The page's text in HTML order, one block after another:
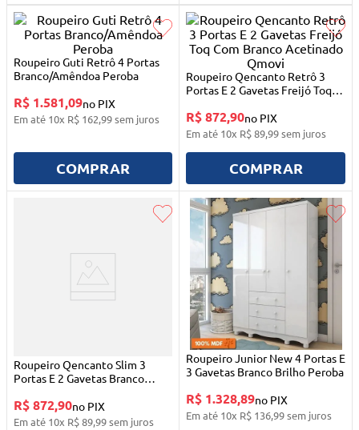
Roupeiro Guti Retrô 4 Portas
Branco/Amêndoa Peroba
R$ 1.581,09no PIX
Em até 10x R$ 162,99sem juros
COMPRAR
Roupeiro Qencanto Retrô 3
Portas E 2 Gavetas Freijó Toq
R$ 872,90no PIX
Em até 10x R$89,99sem juros
COMPRAR
Roupeiro Qencanto Slim 3
Portas E 2 Gavetas Branco
R$ 872,90no PIX
Em até 10x R$89,99sem juros
Roupeiro Junior New 4 Portas E
3 Gavetas Branco Brilho Peroba
R$ 1.328,89no PIX
Em até 10x R$ 136,99sem juros